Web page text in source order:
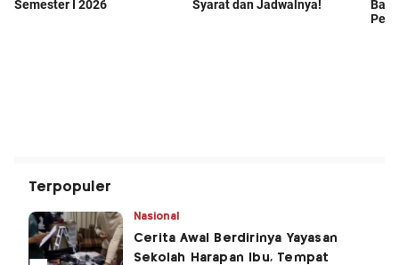
Terpopuler
Nasional
Cerita Awal Berdirinya Yayasan
Sekolah Harapan Ibu, Tempat